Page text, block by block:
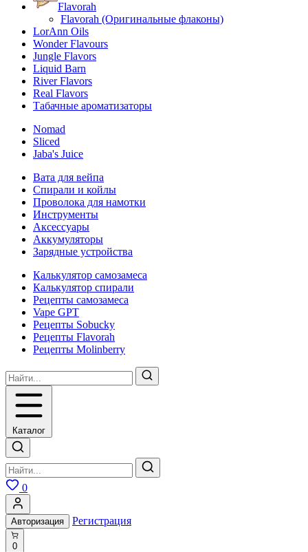
Flavorah
Flavorah (Оригинальные флаконы)
LorAnn Oils
Wonder Flavours
Jungle Flavors
Liquid Barn
River Flavors
Real Flavors
Табачные ароматизаторы
Nomad
Sliced
Jaba's Juice
Вата для вейпа
Спирали и койлы
Проволока для намотки
Инструменты
Аксесcуары
Аккумуляторы
Зарядные устройства
Калькулятор самозамеса
Калькулятор спирали
Рецепты самозамеса
Vape GPT
Рецепты Sobucky
Рецепты Flavorah
Рецепты Molinberry
Каталог
0
Авторизация Регистрация
0